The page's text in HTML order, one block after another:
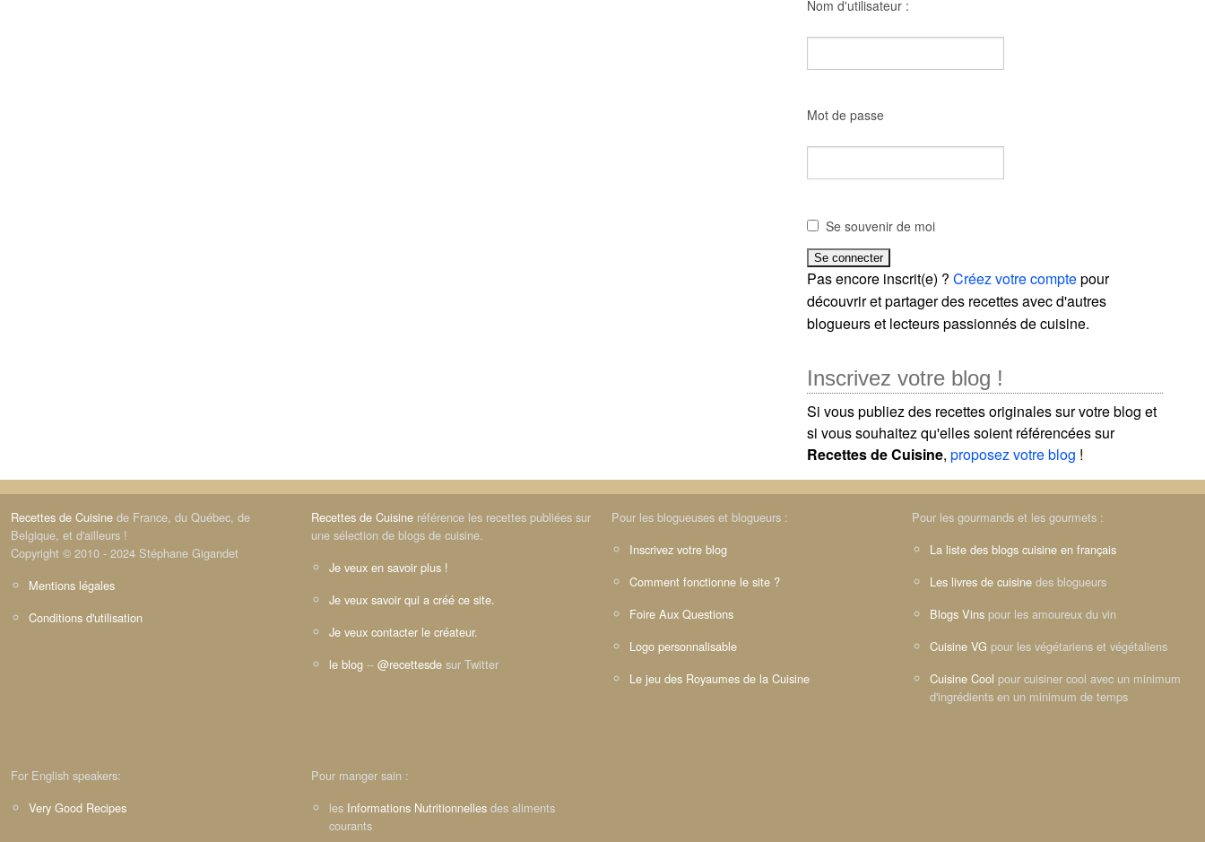
Nom d'utilisateur :
Mot de passe
Se souvenir de moi
Pas encore inscrit(e) ?Créez votre comptepour
découvrir et partager des recettes avec d'autres
blogueurs et lecteurs passionnés de cuisine.
Inscrivez votre blog !
Si vous publiez des recettes originales sur votre blog et
si vous souhaitez qu'elles soient référencées sur
Recettes de Cuisine,proposez votre blog !
Recettes de Cuisine de France, du Québec, de
Belgique, et d'ailleurs !
Copyright © 2010 - 2024 Stéphane Gigandet
Mentions légales
Conditions d'utilisation
Recettes de Cuisine référence les recettes publiées sur
une sélection de blogs de cuisine.
Je veux en savoir plus !
Je veux savoir qui a créé ce site.
Je veux contacter le créateur.
le blog -- @recettesde sur Twitter
Pour les blogueuses et blogueurs :
Inscrivez votre blog
Comment fonctionne le site ?
Foire Aux Questions
Logo personnalisable
Le jeu des Royaumes de la Cuisine
Pour les gourmands et les gourmets :
La liste des blogs cuisine en français
Les livres de cuisine des blogueurs
Blogs Vins pour les amoureux du vin
Cuisine VG pour les végétariens et végétaliens
Cuisine Cool pour cuisiner cool avec un minimum
d'ingrédients en un minimum de temps
For English speakers:
Very Good Recipes
Pour manger sain :
les Informations Nutritionnelles des aliments
courants